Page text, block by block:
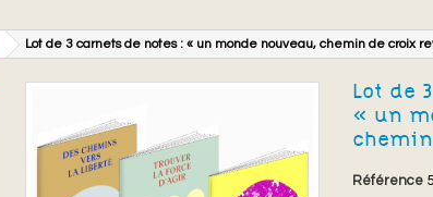
Lot de 3 carnets de notes : « un monde nouveau, chemin de croix
Lot de
« un
Référence